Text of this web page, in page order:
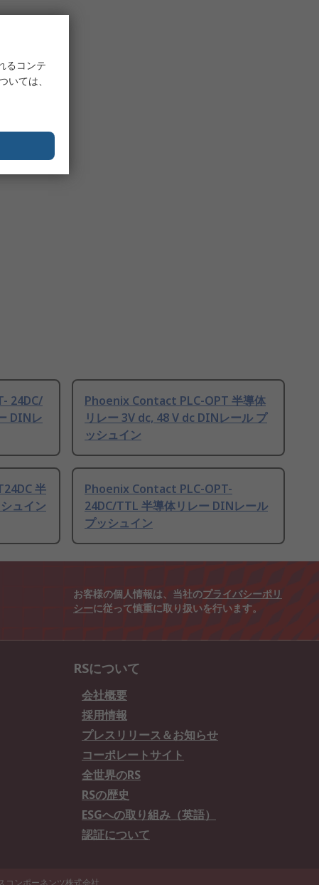
24DC/
DINレ
Phoenix Contact PLC-OPT 半導体
リレー 3V dc, 48 V dc DINレール プ
ッシュイン
半
ュイン
Phoenix Contact PLC-OPT-
24DC/TTL 半導体リレー DINレール
プッシュイン
お客様の個人情報は、当社のプライバシーポリ
シーに従って慎重に取り扱いを行います。
RSについて
会社概要
採用情報
プレスリリース＆お知らせ
コーポレートサイト
全世界のRS
RSの歴史
ESGへの取り組み（英語）
認証について
るコンテ
ては、